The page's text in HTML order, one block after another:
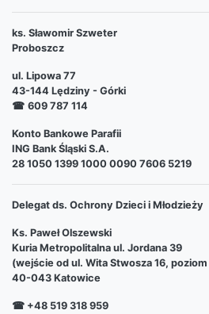
ks. Sławomir Szweter
Proboszcz
ul. Lipowa 77
43-144 Lędziny - Górki
☎ 609 787 114
Konto Bankowe Parafii
ING Bank Śląski S.A.
28 1050 1399 1000 0090 7606 5219
Delegat ds. Ochrony Dzieci i Młodzieży
Ks. Paweł Olszewski
Kuria Metropolitalna ul. Jordana 39
(wejście od ul. Wita Stwosza 16, poziom
40-043 Katowice
☎ +48 519 318 959